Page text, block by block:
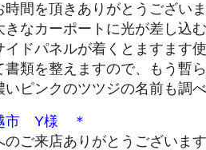
時間を頂きありがとうござい
きなカーポートに光が差し込
イドパネルが着くとますます
書類を整えますので、もう暫
いピンクのツツジの名前も調
市 Y様 ＊
のご来店ありがとうございま